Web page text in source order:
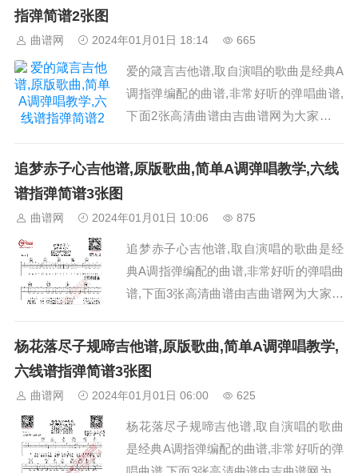
指弹简谱2张图
曲谱网 2024年01月01日 18:14 665
爱的箴言吉他谱,取自演唱的歌曲是经典A
调指弹编配的曲谱,非常好听的弹唱曲谱,
下面2张高清曲谱由吉曲谱网为大家更新
追梦赤子心吉他谱,原版歌曲,简单A调弹唱教学,六线
谱指弹简谱3张图
曲谱网 2024年01月01日 10:06 875
追梦赤子心吉他谱,取自演唱的歌曲是经
典A调指弹编配的曲谱,非常好听的弹唱曲
谱,下面3张高清曲谱由吉曲谱网为大家更
杨花落尽子规啼吉他谱,原版歌曲,简单A调弹唱教学,
六线谱指弹简谱3张图
曲谱网 2024年01月01日 06:00 625
杨花落尽子规啼吉他谱,取自演唱的歌曲
是经典A调指弹编配的曲谱,非常好听的弹